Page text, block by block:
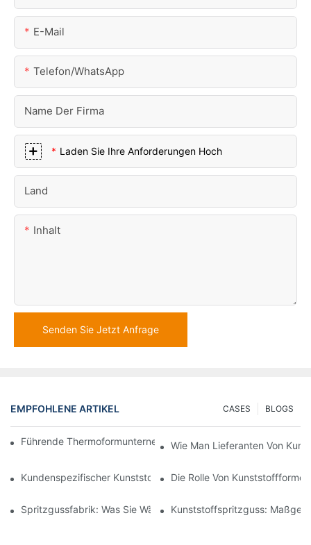
E-Mail
Telefon/WhatsApp
Name Der Firma
Laden Sie Ihre Anforderungen Hoch
Land
Inhalt
Senden Sie Jetzt Anfrage
EMPFOHLENE ARTIKEL BLOGS
CASES
Führende Thermoformunternehmen In Der Automobilindustrie
Wie Man Lieferanten Von
Kundenspezifischer Kunststoffspritzguss: Verbesserung Der
Die Rolle Von
Spritzgussfabrik: Was Sie Während Der Produktion Erwartet
Kunststoffspritzguss: